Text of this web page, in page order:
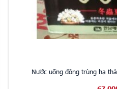
Nước uống đông trùng hạ